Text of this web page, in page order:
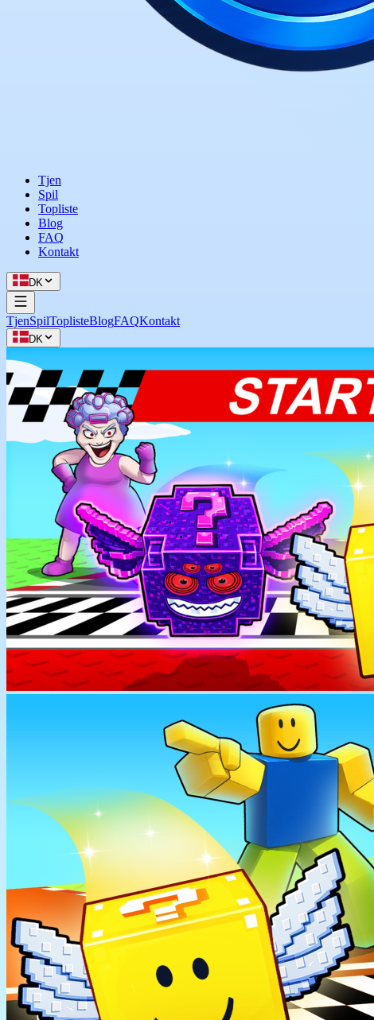
Tjen
Spil
Topliste
Blog
FAQ
Kontakt
DK
TjenSpilToplisteBlogFAQKontakt
DK